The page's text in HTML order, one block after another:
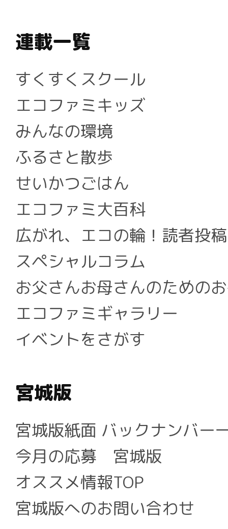
連載一覧
すくすくスクール
エコファミキッズ
みんなの環境
ふるさと散歩
せいかつごはん
エコファミ大百科
広がれ、エコの輪！読者投
スペシャルコラム
お父さんお母さんのための
エコファミギャラリー
イベントをさがす
宮城版
宮城版紙面 バックナンバー
今月の応募 宮城版
オススメ情報TOP
宮城版へのお問い合わせ